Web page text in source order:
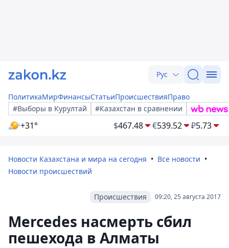
Рус
ПолитикаМирФинансыСтатьиПроисшествияПраво
#Выборы в Курултай
#Казахстан в сравнении
+31° $467.48 €539.52 ₽5.73
Новости Казахстана и мира на сегодня
Все новости
Новости происшествий
09:20, 25 августа 2017
Происшествия
Mercedes насмерть сбил
пешехода в Алматы